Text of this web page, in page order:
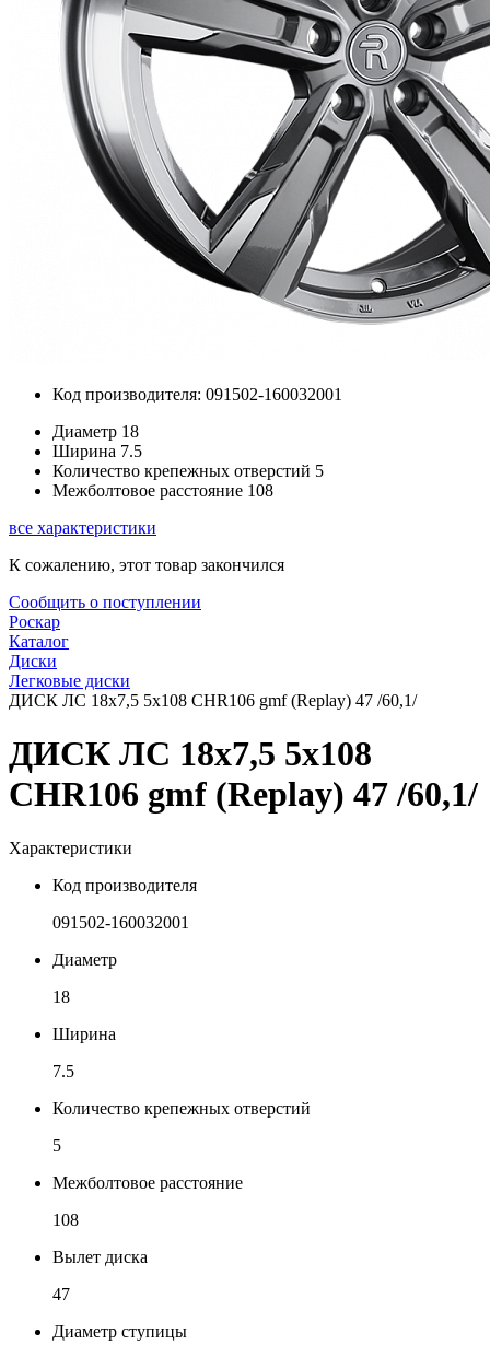
Код производителя: 091502-160032001
Диаметр 18
Ширина 7.5
Количество крепежных отверстий 5
Межболтовое расстояние 108
все характеристики
К сожалению, этот товар закончился
Сообщить о поступлении
Роскар
Каталог
Диски
Легковые диски
ДИСК ЛС 18x7,5 5x108 CHR106 gmf (Replay) 47 /60,1/
ДИСК ЛС 18x7,5 5x108
CHR106 gmf (Replay) 47 /60,1/
Характеристики
Код производителя
091502-160032001
Диаметр
18
Ширина
7.5
Количество крепежных отверстий
5
Межболтовое расстояние
108
Вылет диска
47
Диаметр ступицы